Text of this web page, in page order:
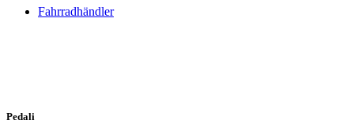
Fahrradhändler
Pedali